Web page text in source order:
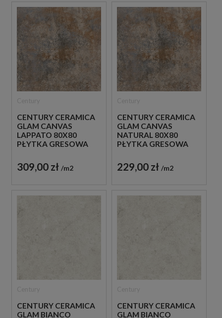
CENTURY CERAMICA
GLAM CANVAS
LAPPATO 80X80
PŁYTKA GRESOWA
309,00 zł m2
CENTURY CERAMICA
GLAM CANVAS
NATURAL 80X80
PŁYTKA GRESOWA
229,00 zł m2
CENTURY CERAMICA
GLAM BIANCO
CENTURY CERAMICA
GLAM BIANCO